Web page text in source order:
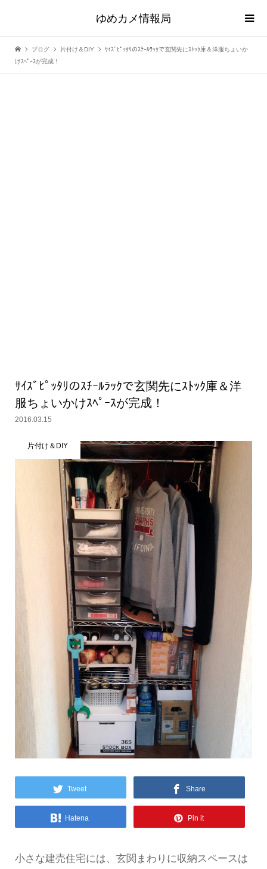
ゆめカメ情報局
ブログ 片付け＆DIY
ｻｲｽﾞﾋﾟｯﾀﾘのｽﾁｰﾙﾗｯｸで玄関先にｽﾄｯｸ庫＆洋服ちょいか
けｽﾍﾟｰｽが完成！
ｻｲｽﾞﾋﾟｯﾀﾘのｽﾁｰﾙﾗｯｸで玄関先にｽﾄｯｸ庫＆洋
服ちょいかけｽﾍﾟｰｽが完成！
2016.03.15
片付け＆DIY
Tweet Share
Hatena Pin it
小さな建売住宅には、玄関まわりに収納スペースは